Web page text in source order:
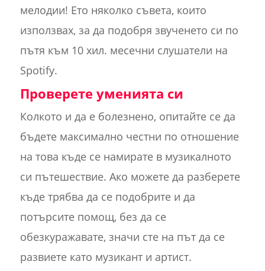
мелодии! Ето няколко съвета, които
използвах, за да подобря звученето си по
пътя към 10 хил. месечни слушатели на
Spotify.
Проверете уменията си
Колкото и да е болезнено, опитайте се да
бъдете максимално честни по отношение
на това къде се намирате в музикалното
си пътешествие. Ако можете да разберете
къде трябва да се подобрите и да
потърсите помощ, без да се
обезкуражавате, значи сте на път да се
развиете като музикант и артист.